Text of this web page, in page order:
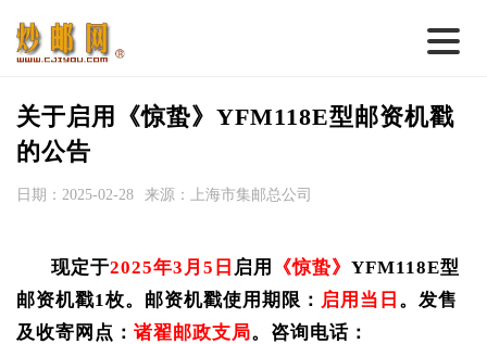
首 页
钱币行情
热点话题
邮币卡苑
关于启用《惊蛰》YFM118E型邮资机戳
的公告
日期：2025-02-28 来源：上海市集邮总公司
现定于2025年3 月 5 日 启用 《惊蛰》 YFM118E型
邮资机戳1枚。 邮资机戳使用期限： 启用当日 。发售
及收寄网点： 诸翟邮政支局。 咨询电话：